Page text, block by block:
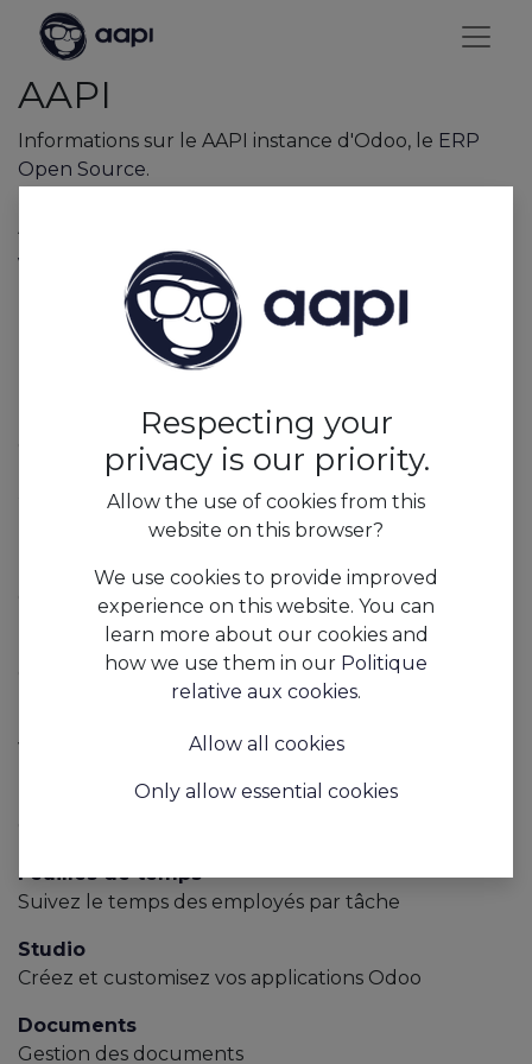
AAPI
Informations sur le AAPI instance d'Odoo, le ERP
Open Source.
Applications installées
Vente
Des devis aux factures
Facturation
Factures & Paiements
Gérez vos pistes et vos opportunités
Site Web
Editeur de sites web d'entreprise
Comptabilité
Comptabilité Financière et Analytique
Organisez et planifiez vos projets
Vendez vos produits en ligne
Email Marketing
Feuilles de temps
Suivez le temps des employés par tâche
Studio
Créez et customisez vos applications Odoo
Documents
Gestion des documents
Respecting your
privacy is our priority.
Allow the use of cookies from this
website on this browser?
We use cookies to provide improved
experience on this website. You can
learn more about our cookies and
how we use them in our Politique
relative aux cookies.
Allow all cookies
Only allow essential cookies